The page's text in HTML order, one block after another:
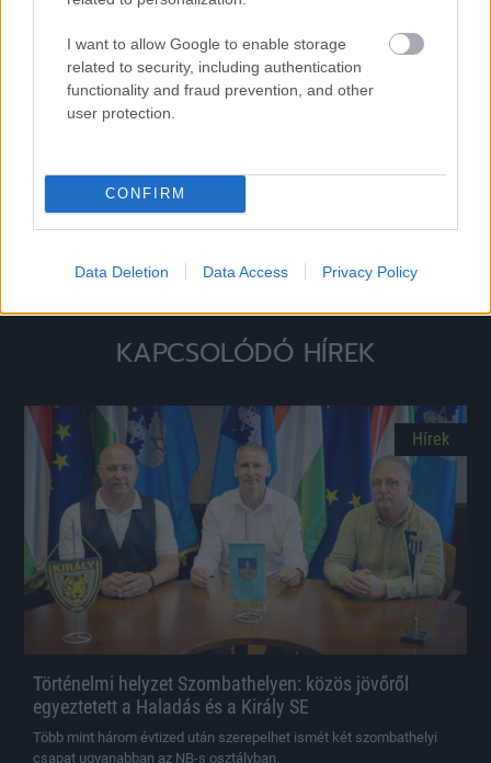
I want to allow Google to enable storage
related to security, including authentication
functionality and fraud prevention, and other
user protection.
CONFIRM
Data Deletion Data Access Privacy Policy
Csányi Sándor az NB1.hu-nak: csak együtt!
Csányi Sándor 2010 óta a Magyar Labdarúgó-szövetség elnöke. A
magyar labdarúgó-válogatott ebben az időszakban zsinórban
harmadszor jutott ki az Európa-bajnokságra. […]
Megosztás:
KAPCSOLÓDÓ HÍREK
Hírek
Történelmi helyzet Szombathelyen: közös jövőről
egyeztetett a Haladás és a Király SE
Több mint három évtized után szerepelhet ismét két szombathelyi
csapat ugyanabban az NB-s osztályban.